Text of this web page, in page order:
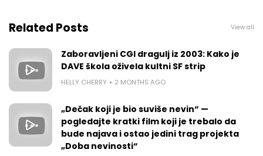
Related Posts View all
Zaboravljeni CGI dragulj iz 2003: Kako je
DAVE škola oživela kultni SF strip
HELLY CHERRY 2 MONTHS AGO
„Dečak koji je bio suviše nevin“ —
pogledajte kratki film koji je trebalo da
bude najava i ostao jedini trag projekta
„Doba nevinosti“